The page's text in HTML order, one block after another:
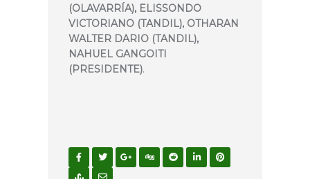
(OLAVARRÍA), ELISSONDO
VICTORIANO (TANDIL), OTHARAN
WALTER DARIO (TANDIL),
NAHUEL GANGOITI
(PRESIDENTE).